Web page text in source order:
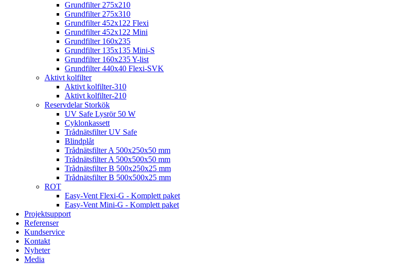
Grundfilter 275x210
Grundfilter 275x310
Grundfilter 452x122 Flexi
Grundfilter 452x122 Mini
Grundfilter 160x235
Grundfilter 135x135 Mini-S
Grundfilter 160x235 Y-list
Grundfilter 440x40 Flexi-SVK
Aktivt kolfilter
Aktivt kolfilter-310
Aktivt kolfilter-210
Reservdelar Storkök
UV Safe Lysrör 50 W
Cyklonkassett
Trådnätsfilter UV Safe
Blindplåt
Trådnätsfilter A 500x250x50 mm
Trådnätsfilter A 500x500x50 mm
Trådnätsfilter B 500x250x25 mm
Trådnätsfilter B 500x500x25 mm
ROT
Easy-Vent Flexi-G - Komplett paket
Easy-Vent Mini-G - Komplett paket
Projektsupport
Referenser
Kundservice
Kontakt
Nyheter
Media